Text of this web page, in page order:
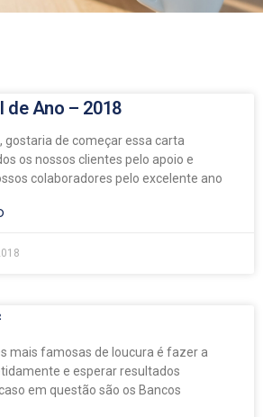
de Ano – 2018
gostaria de começar essa carta
os nossos clientes pelo apoio e
colaboradores pelo excelente ano
mais famosas de loucura é fazer a
e esperar resultados
em questão são os Bancos